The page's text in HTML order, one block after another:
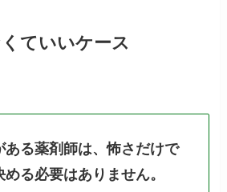
ていいケース
ある薬剤師は、怖さだけで
る必要はありません。